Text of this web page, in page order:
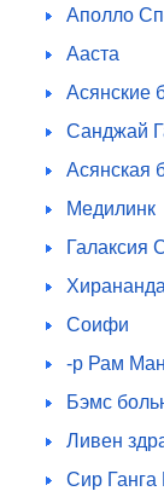
Аполло
Ааста
Асянские
Санджай
Асянская
Медилинк
Галаксия
Соифи
-р Рам
Бэмс
Ливен
Сир